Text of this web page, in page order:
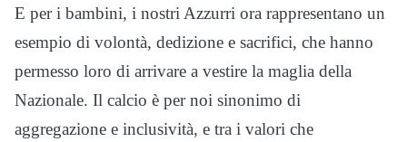
E per i bambini, i nostri Azzurri ora rappresentano un
esempio di volontà, dedizione e sacrifici, che hanno
permesso loro di arrivare a vestire la maglia della
Nazionale. Il calcio è per noi sinonimo di
aggregazione e inclusività, e tra i valori che